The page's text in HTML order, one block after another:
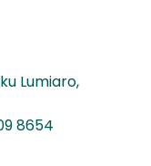
Lumiaro,
8654